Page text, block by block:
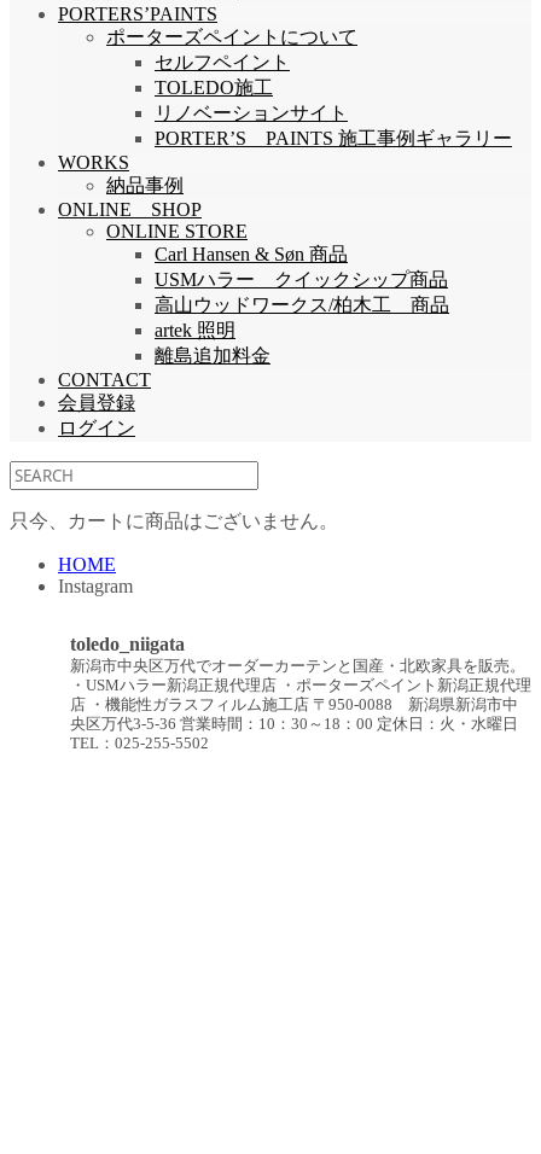
PORTERS’PAINTS
ポーターズペイントについて
セルフペイント
TOLEDO施工
リノベーションサイト
PORTER’S PAINTS 施工事例ギャラリー
WORKS
納品事例
ONLINE SHOP
ONLINE STORE
Carl Hansen & Søn 商品
USMハラー クイックシップ商品
高山ウッドワークス/柏木工 商品
artek 照明
離島追加料金
CONTACT
会員登録
ログイン
只今、カートに商品はございません。
HOME
Instagram
toledo_niigata
新潟市中央区万代でオーダーカーテンと国産・北欧家具を販売。
・USMハラー新潟正規代理店 ・ポーターズペイント新潟正規代理
店 ・機能性ガラスフィルム施工店 〒950-0088 新潟県新潟市中
央区万代3-5-36 営業時間：10：30～18：00 定休日：火・水曜日
TEL：025-255-5502